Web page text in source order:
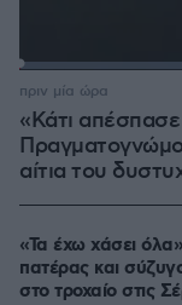
«Κάτι
αίτια του
πριν μία ώρα
«Τα έχω χάσει
πατέρας και
στο τροχαίο στις